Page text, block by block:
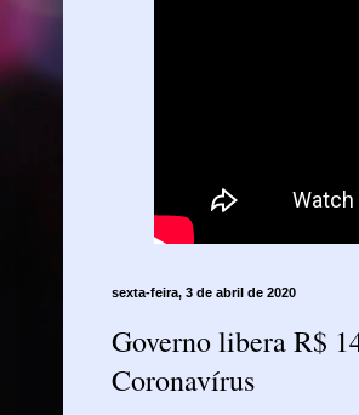
sexta-feira, 3 de abril de 2020
Governo libera R$
Coronavírus